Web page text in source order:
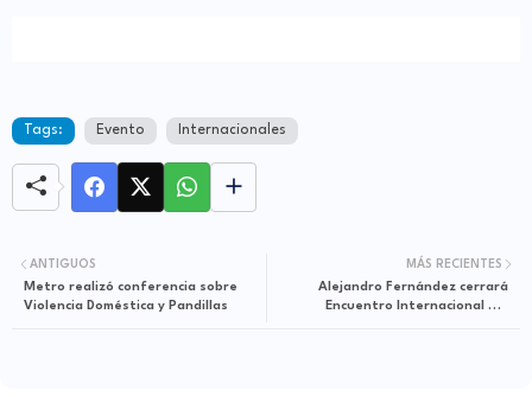
Tags: Evento Internacionales
MÁS RECIENTES
Alejandro Fernández cerrará
Encuentro Internacional del
ANTIGUOS
Metro realizó conferencia sobre
Violencia Doméstica y Pandillas